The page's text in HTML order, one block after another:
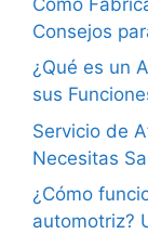
Consejos
¿Qué es un
sus
Servicio de
Necesitas
¿Cómo
automotriz?